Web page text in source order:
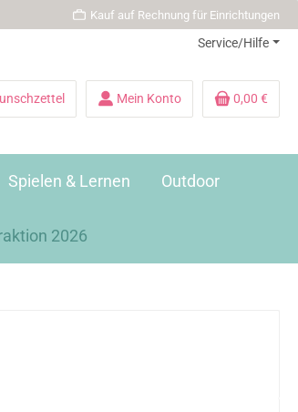
Kauf auf Rechnung für Einrichtungen
Service/Hilfe
Mein Konto 0,00 €
Spielen & Lernen Outdoor
2026